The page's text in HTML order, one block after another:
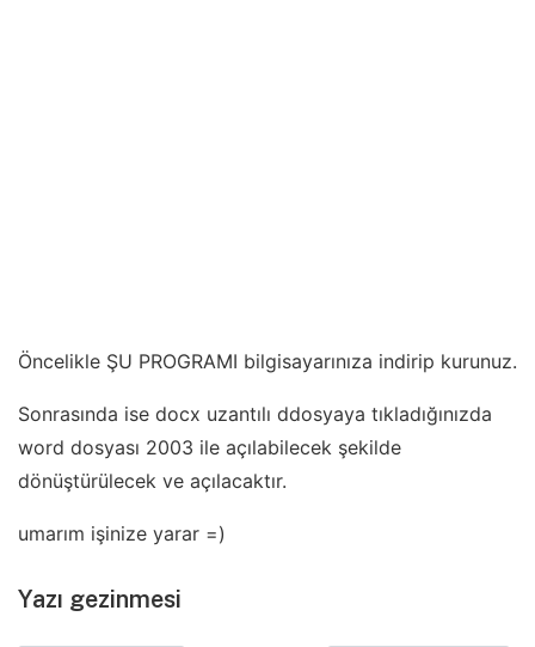
Öncelikle ŞU PROGRAMI bilgisayarınıza indirip kurunuz.
Sonrasında ise docx uzantılı ddosyaya tıkladığınızda
word dosyası 2003 ile açılabilecek şekilde
dönüştürülecek ve açılacaktır.
umarım işinize yarar =)
Yazı gezinmesi